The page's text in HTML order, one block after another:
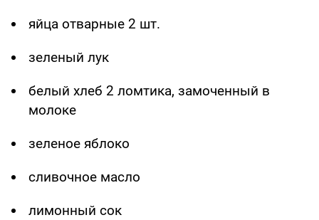
яйца отварные 2 шт.
зеленый лук
белый хлеб 2 ломтика, замоченный в
молоке
зеленое яблоко
сливочное масло
лимонный сок